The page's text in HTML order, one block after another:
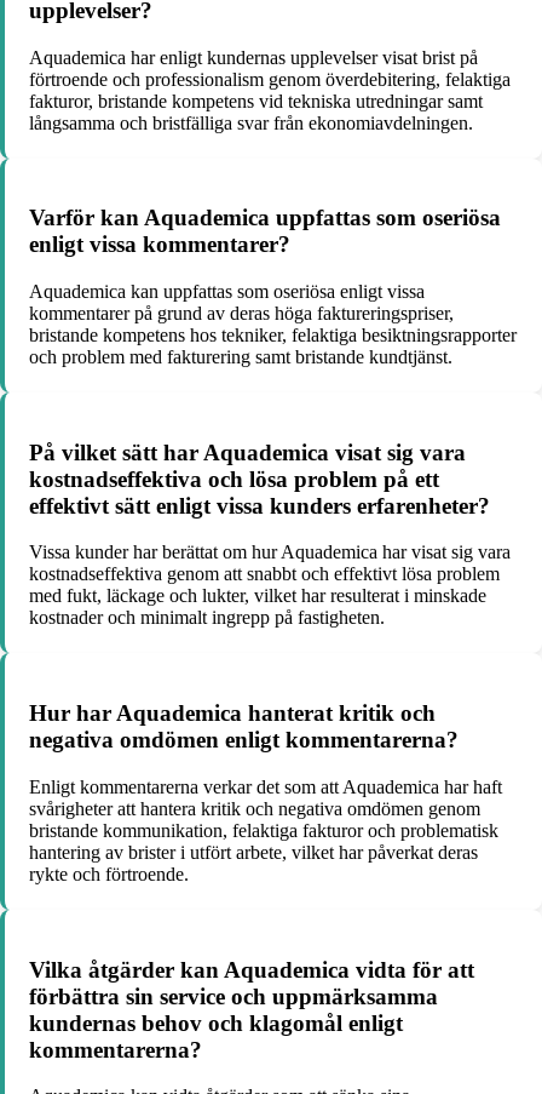
upplevelser?
Aquademica har enligt kundernas upplevelser visat brist på
förtroende och professionalism genom överdebitering, felaktiga
fakturor, bristande kompetens vid tekniska utredningar samt
långsamma och bristfälliga svar från ekonomiavdelningen.
Varför kan Aquademica uppfattas som oseriösa
enligt vissa kommentarer?
Aquademica kan uppfattas som oseriösa enligt vissa
kommentarer på grund av deras höga faktureringspriser,
bristande kompetens hos tekniker, felaktiga besiktningsrapporter
och problem med fakturering samt bristande kundtjänst.
På vilket sätt har Aquademica visat sig vara
kostnadseffektiva och lösa problem på ett
effektivt sätt enligt vissa kunders erfarenheter?
Vissa kunder har berättat om hur Aquademica har visat sig vara
kostnadseffektiva genom att snabbt och effektivt lösa problem
med fukt, läckage och lukter, vilket har resulterat i minskade
kostnader och minimalt ingrepp på fastigheten.
Hur har Aquademica hanterat kritik och
negativa omdömen enligt kommentarerna?
Enligt kommentarerna verkar det som att Aquademica har haft
svårigheter att hantera kritik och negativa omdömen genom
bristande kommunikation, felaktiga fakturor och problematisk
hantering av brister i utfört arbete, vilket har påverkat deras
rykte och förtroende.
Vilka åtgärder kan Aquademica vidta för att
förbättra sin service och uppmärksamma
kundernas behov och klagomål enligt
kommentarerna?